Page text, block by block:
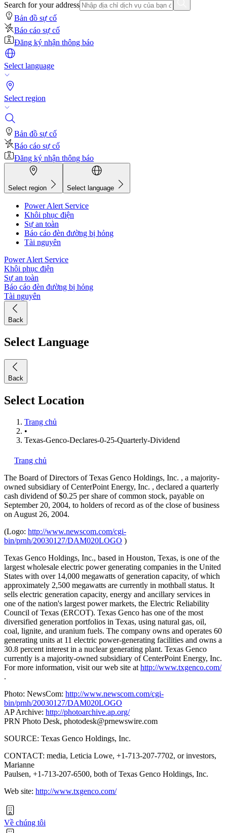
Search for your address
Bản đồ sự cố
Báo cáo sự cố
Đăng ký nhận thông báo
Select language
Select region
Bản đồ sự cố
Báo cáo sự cố
Đăng ký nhận thông báo
Select region Select language
Power Alert Service
Khôi phục điện
Sự an toàn
Báo cáo đèn đường bị hỏng
Tài nguyên
Power Alert Service
Khôi phục điện
Sự an toàn
Báo cáo đèn đường bị hỏng
Tài nguyên
Back
Select Language
Back
Select Location
Trang chủ
•
Texas-Genco-Declares-0-25-Quarterly-Dividend
Trang chủ
The Board of Directors of Texas Genco Holdings, Inc. , a majority-
owned subsidiary of CenterPoint Energy, Inc. , declared a quarterly
cash dividend of $0.25 per share of common stock, payable on
September 20, 2004, to holders of record as of the close of business
on August 26, 2004.
(Logo: http://www.newscom.com/cgi-
bin/prnh/20030127/DAM020LOGO )
Texas Genco Holdings, Inc., based in Houston, Texas, is one of the
largest wholesale electric power generating companies in the United
States with over 14,000 megawatts of generation capacity, of which
approximately 2,500 megawatts are currently in mothball status. It
sells electric generation capacity, energy and ancillary services in
one of the nation's largest power markets, the Electric Reliability
Council of Texas (ERCOT). Texas Genco has one of the most
diversified generation portfolios in Texas, using natural gas, oil,
coal, lignite, and uranium fuels. The company owns and operates 60
generating units at 11 electric power-generating facilities and owns a
30.8 percent interest in a nuclear generating plant. Texas Genco
currently is a majority-owned subsidiary of CenterPoint Energy, Inc.
For more information, visit our web site at http://www.txgenco.com/
.
Photo: NewsCom: http://www.newscom.com/cgi-
bin/prnh/20030127/DAM020LOGO
AP Archive: http://photoarchive.ap.org/
PRN Photo Desk, photodesk@prnewswire.com
SOURCE: Texas Genco Holdings, Inc.
CONTACT: media, Leticia Lowe, +1-713-207-7702, or investors,
Marianne
Paulsen, +1-713-207-6500, both of Texas Genco Holdings, Inc.
Web site: http://www.txgenco.com/
Về chúng tôi